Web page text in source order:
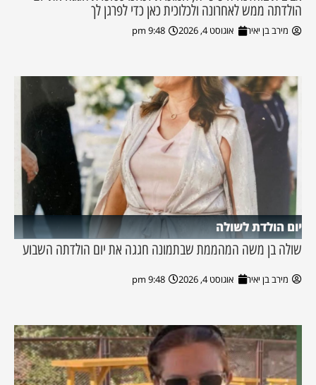
הולדתה ממש לאחרונה ולכלוכית כאן כדי לפרגן לך
מירב בן יאיר אוגוסט 4, 2026 9:48 pm
יום הולדת לשולה
שולה בן משה המהממת שבתמונה חגגה את יום הולדתה השבוע
מירב בן יאיר אוגוסט 4, 2026 9:48 pm